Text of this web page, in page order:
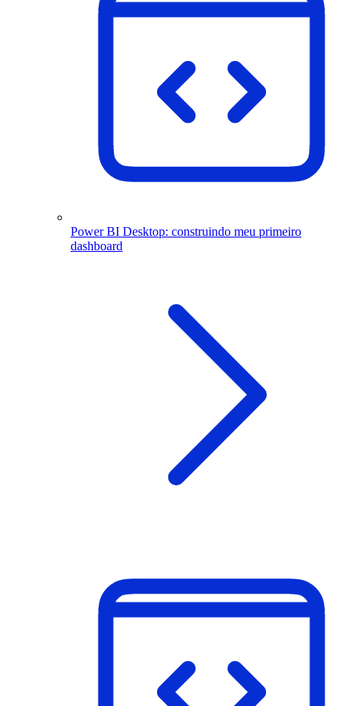
Power BI Desktop: construindo meu primeiro
dashboard